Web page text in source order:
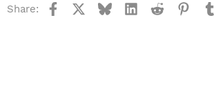
Share: Facebook BlueskyLinkedInReddit